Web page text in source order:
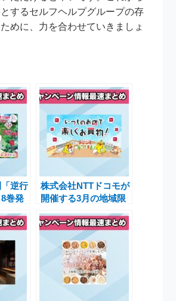
するセルフヘルプグループの存
めに、力を合わせていきましょ
逆行
巻発
中
株式会社NTTドコモが
開催する3月の地域限
ーンでお得なポイント